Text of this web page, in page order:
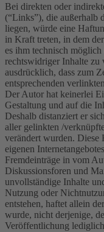
Bei direkten oder
(“Links”), die außerhalb
liegen, würde eine
in Kraft treten, in dem
es ihm technisch
rechtswidriger Inhalte
ausdrücklich, dass zum
entsprechenden
Der Autor hat keinerlei
Gestaltung und auf die
Deshalb distanziert er
aller gelinkten /
verändert wurden. Diese
eigenen
Fremdeinträge in vom
Diskussionsforen und
unvollständige Inhalte
Nutzung oder
entstehen, haftet allein
wurde, nicht derjenige,
Veröffentlichung